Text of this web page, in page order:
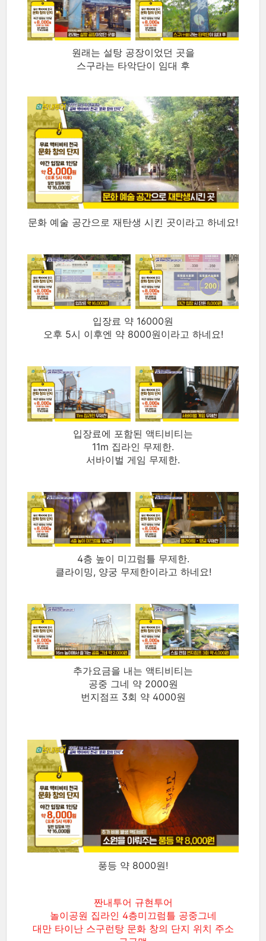
원래는 설탕 공장이었던 곳을
스구라는 타악단이 임대 후
문화 예술 공간으로 재탄생 시킨 곳이라고 하네요!
입장료 약 16000원
오후 5시 이후엔 약 8000원이라고 하네요!
입장료에 포함된 액티비티는
11m 집라인 무제한.
서바이벌 게임 무제한.
4층 높이 미끄럼틀 무제한.
클라이밍, 양궁 무제한이라고 하네요!
추가요금을 내는 액티비티는
공중 그네 약 2000원
번지점프 3회 약 4000원
풍등 약 8000원!
짠내투어 규현투어
놀이공원 집라인 4층미끄럼틀 공중그네
대만 타이난 스구런탕 문화 창의 단지 위치 주소